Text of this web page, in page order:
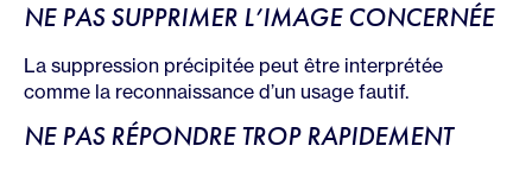
NE PAS SUPPRIMER L’IMAGE CONCERNÉE
La suppression précipitée peut être interprétée
comme la reconnaissance d’un usage fautif.
NE PAS RÉPONDRE TROP RAPIDEMENT